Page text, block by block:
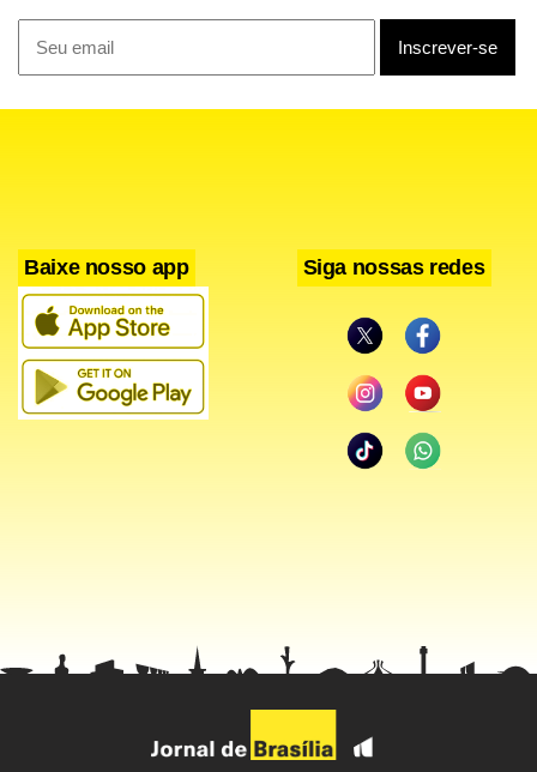
O primeiro-ministro Ariel Henry estava no Quênia para
assinar um acordo para o envio de policiais do país
africano como parte de uma missão apoiada pela ONU
para ajudar a restabelecer a ordem no país caribenho,
muito afetado pelas ações das gangues.
“atos criminosos cada vez mais violentos perpetrados por
Baixe nosso app Siga nossas redes